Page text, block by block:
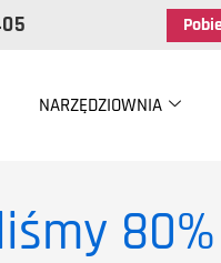
NARZĘDZIOWNIA